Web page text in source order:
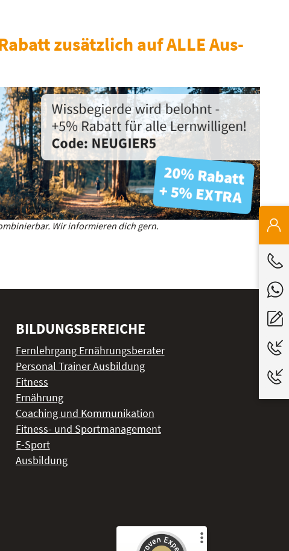
zusätzlich auf ALLE Aus-
Wir informieren dich gern.
BILDUNGSBEREICHE
Fernlehrgang Ernährungsberater
Personal Trainer Ausbildung
Fitness
Ernährung
Coaching und Kommunikation
Fitness- und Sportmanagement
E-Sport
Ausbildung